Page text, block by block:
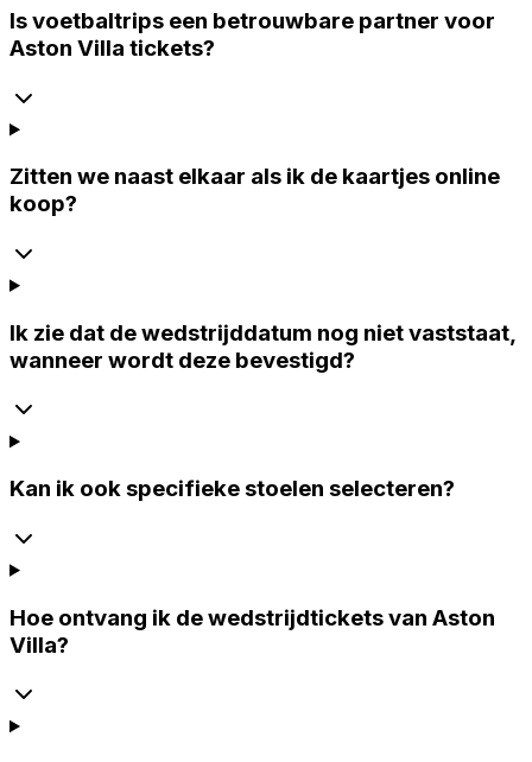
Is voetbaltrips een betrouwbare partner voor
Aston Villa tickets?
Zitten we naast elkaar als ik de kaartjes online
koop?
Ik zie dat de wedstrijddatum nog niet vaststaat,
wanneer wordt deze bevestigd?
Kan ik ook specifieke stoelen selecteren?
Hoe ontvang ik de wedstrijdtickets van Aston
Villa?